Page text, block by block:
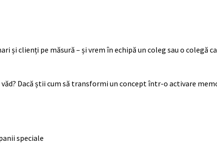
și clienți pe măsură – și vrem în echipă un coleg sau o colegă
Dacă știi cum să transformi un concept într-o activare
speciale